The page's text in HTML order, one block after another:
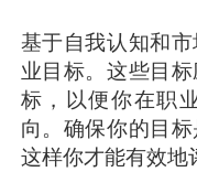
基于自我认知和
业目标。这些目
标，以便你在职
向。确保你的目
这样你才能有效地